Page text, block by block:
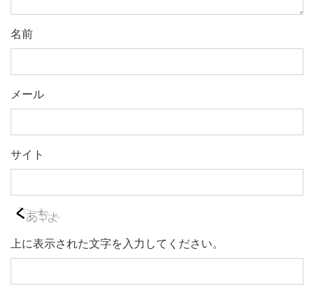
名前
メール
サイト
上に表示された文字を入力してください。